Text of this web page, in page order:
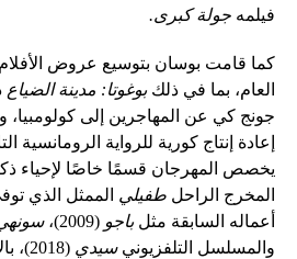
فيلمه جولة كبرى.
كما قامت بوسان بتوسيع عروض الأفلام
العام، بما في ذلكبوغوتا: مدينة الضياع
جونج كي عن المهاجرين إلى كولومبيا،
إعادة إنتاج كورية للرواية الرومانسية
يخصص المهرجان قسمًا خاصًا لإحياء
المخرج الراحل طفيلي الممثل الذي
أعماله السابقة مثلباجو (2009)، سونهي
والمسلسل التلفزيونيسيدي (2018)، بالإضافة إلى عرض